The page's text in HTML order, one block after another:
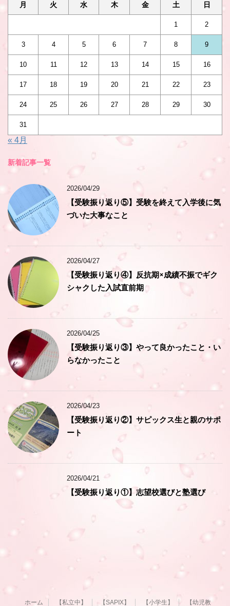
月 火 水 木 金 土 日
1 2
3 4 5 6 7 8 9
10 11 12 13 14 15 16
17 18 19 20 21 22 23
24 25 26 27 28 29 30
31
« 4月
新着記事一覧
2026/04/29
【受験振り返り⑤】受験を終えて入学後に気
づいた大事なこと
2026/04/27
【受験振り返り④】反抗期×成績不振でギク
シャクした入試直前期
2026/04/25
【受験振り返り③】やって良かったこと・い
らなかったこと
2026/04/23
【受験振り返り②】サピックス生と親のサポ
ート
2026/04/21
【受験振り返り①】志望校選びと塾選び
ホーム 【私立中】 【SAPIX】 【小学生】 【幼児教